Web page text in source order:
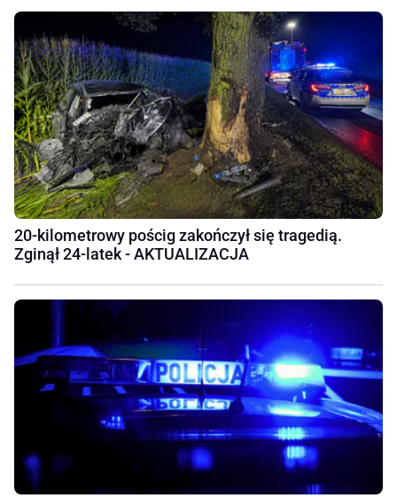
20-kilometrowy pościg zakończył się tragedią.
Zginął 24-latek - AKTUALIZACJA